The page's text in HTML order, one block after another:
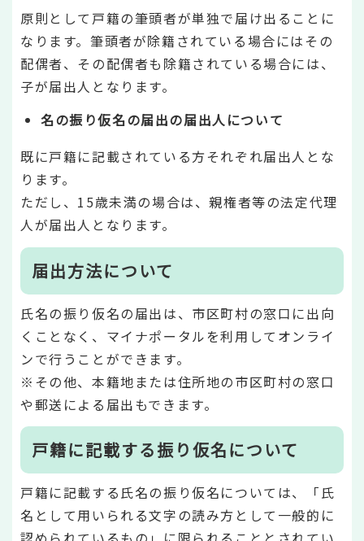
原則として戸籍の筆頭者が単独で届け出ることに
なります。筆頭者が除籍されている場合にはその
配偶者、その配偶者も除籍されている場合には、
子が届出人となります。
名の振り仮名の届出の届出人について
既に戸籍に記載されている方それぞれ届出人とな
ります。
ただし、15歳未満の場合は、親権者等の法定代理
人が届出人となります。
届出方法について
氏名の振り仮名の届出は、市区町村の窓口に出向
くことなく、マイナポータルを利用してオンライ
ンで行うことができます。
※その他、本籍地または住所地の市区町村の窓口
や郵送による届出もできます。
戸籍に記載する振り仮名について
戸籍に記載する氏名の振り仮名については、「氏
名として用いられる文字の読み方として一般的に